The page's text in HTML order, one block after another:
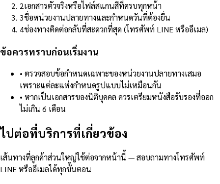
2เอกสารตัวจริงหรือไฟล์สแกนสีที่ครบทุกหน้า
3ชื่อหน่วยงานปลายทางและกำหนดวันที่ต้องยื่น
4ช่องทางติดต่อกลับที่สะดวกที่สุด (โทรศัพท์ LINE หรืออีเมล)
ข้อควรทราบก่อนเริ่มงาน
• ตรวจสอบข้อกำหนดเฉพาะของหน่วยงานปลายทางเสมอ
เพราะแต่ละแห่งกำหนดรูปแบบไม่เหมือนกัน
• หากเป็นเอกสารของนิติบุคคล ควรเตรียมหนังสือรับรองที่ออก
ไม่เกิน 6 เดือน
ไปต่อที่บริการที่เกี่ยวข้อง
เส้นทางที่ลูกค้าส่วนใหญ่ใช้ต่อจากหน้านี้ — สอบถามทางโทรศัพท์
LINE หรืออีเมลได้ทุกขั้นตอน